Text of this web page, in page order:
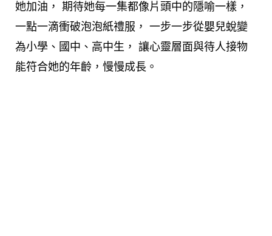
她加油， 期待她每一集都像片頭中的隱喻一樣，
一點一滴衝破泡泡紙禮服， 一步一步從嬰兒蛻變
為小學、國中、高中生， 讓心靈層面與待人接物
能符合她的年齡，慢慢成長。